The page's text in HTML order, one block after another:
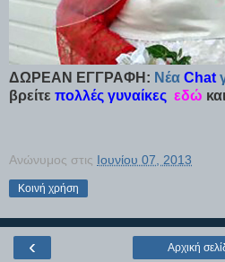
ΔΩΡΕΑΝ ΕΓΓΡΑΦΗ: Νέα Chat
βρείτε πολλές γυναίκες εδώ και
Ανώνυμος στις Ιουνίου 07, 2013
Κοινή χρήση
‹ Αρχική